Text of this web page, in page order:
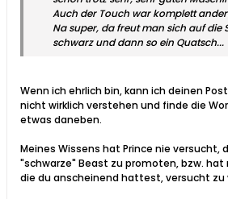
Auch der Touch war komplett
Na super, da freut man sich auf die
schwarz und dann so ein Quatsch...
Wenn ich ehrlich bin, kann ich deinen
nicht wirklich verstehen und finde die
etwas daneben.
Meines Wissens hat Prince nie versucht,
"schwarze" Beast zu promoten, bzw. hat
die du anscheinend hattest, versucht zu